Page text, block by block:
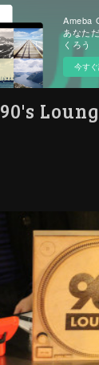
Ameba
あなた
くろう
今す
90's